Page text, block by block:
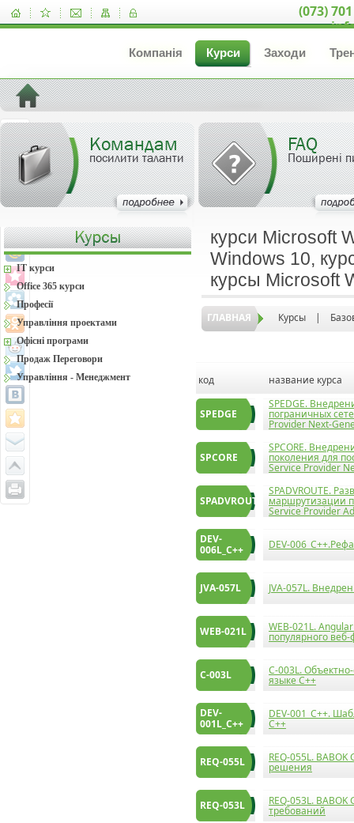
(073)
Компанія Курси Заходи
Командам
посилити таланти
FAQ
Поширені
курси Microsoft
Windows 10,
курсы Microsoft
ГЛАВНАЯ Курсы |
код название курса
SPEDGE
SPEDGE.
пограничных
Provider Next-
SPCORE
SPCORE.
поколения для
Service Provider
SPADVROUTE
SPADVROUTE.
маршрутизации
Service Provider
DEV-
006L_C++
DEV-
JVA-057L JVA-057L.
WEB-021L WEB-021L.
популярного
С-003L С-003L.
языке С++
DEV-
001L_C++
DEV-001_C++.
C++
REQ-055L REQ-055L.
решения
REQ-053L REQ-053L.
требований
IT курси
Office 365 курси
Професії
Управління проектами
Офісні програми
Продаж Переговори
Управління - Менеджмент